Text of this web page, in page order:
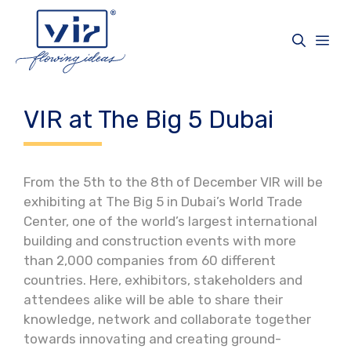
contenuto
VIR at The Big 5 Dubai
From the 5th to the 8th of December VIR will be
exhibiting at The Big 5 in Dubai’s World Trade
Center, one of the world’s largest international
building and construction events with more
than 2,000 companies from 60 different
countries. Here, exhibitors, stakeholders and
attendees alike will be able to share their
knowledge, network and collaborate together
towards innovating and creating ground-